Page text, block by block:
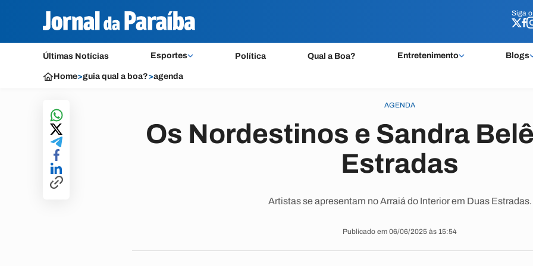
Siga o
Últimas Notícias Esportes Política Qual a Boa? Entretenimento Blogs
Siga o
Home>guia qual a boa?>agenda
AGENDA
Os Nordestinos e Sandra
Estradas
Artistas se apresentam no Arraiá do Interior em Duas Estradas.
Publicado em 06/06/2025 às 15:54